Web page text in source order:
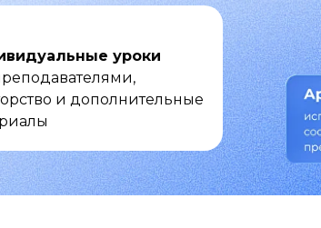
уроки
и дополнительные
Ты сейчас здесь